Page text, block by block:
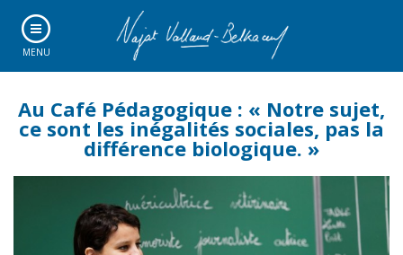
MENU
Au Café Pédagogique : « Notre sujet,
ce sont les inégalités sociales, pas la
différence biologique. »